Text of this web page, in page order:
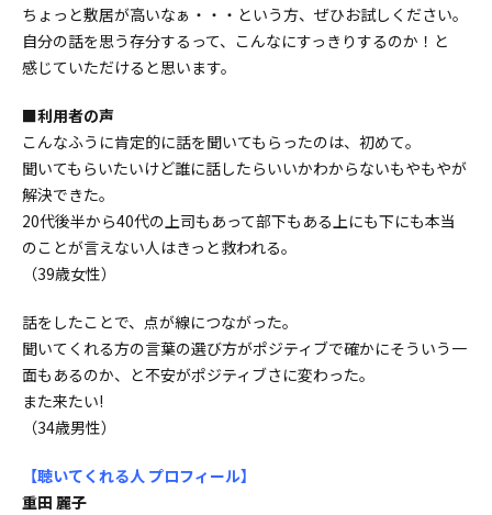
ちょっと敷居が高いなぁ・・・という方、ぜひお試しください。
自分の話を思う存分するって、こんなにすっきりするのか！と
感じていただけると思います。
■利用者の声
こんなふうに肯定的に話を聞いてもらったのは、初めて。
聞いてもらいたいけど誰に話したらいいかわからないもやもやが
解決できた。
20代後半から40代の上司もあって部下もある上にも下にも本当
のことが言えない人はきっと救われる。
（39歳女性）
話をしたことで、点が線につながった。
聞いてくれる方の言葉の選び方がポジティブで確かにそういう一
面もあるのか、と不安がポジティブさに変わった。
また来たい!
（34歳男性）
【聴いてくれる人 プロフィール】
重田 麗子